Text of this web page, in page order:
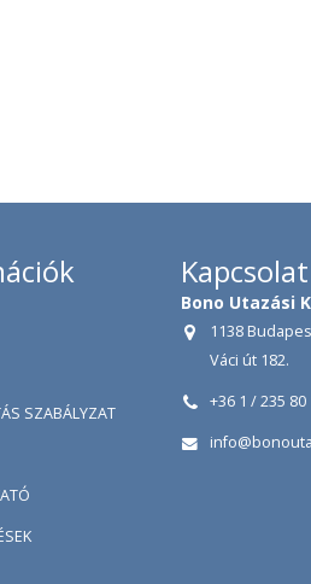
SZABÁLYZAT
Kapcsolat
Bono Utazási
1138
Váci út 182.
+36 1 / 235 80